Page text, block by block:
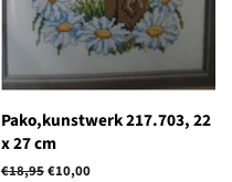
Pako,kunstwerk 217.703, 22
x 27 cm
Normale
€18,95Aanbiedingsprijs
€10,00